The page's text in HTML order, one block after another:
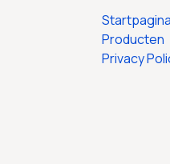
Startpagina
Producten
Privacy